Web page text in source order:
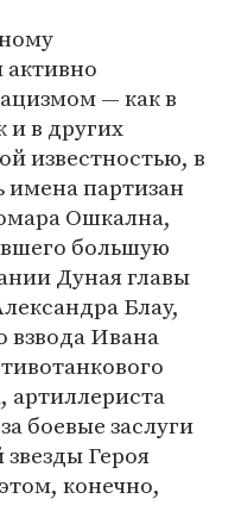
— как в
и в других
известностью, в
имена партизан
Ошкална,
большую
Дуная главы
Блау,
Ивана
артиллериста
боевые заслуги
Героя
конечно,